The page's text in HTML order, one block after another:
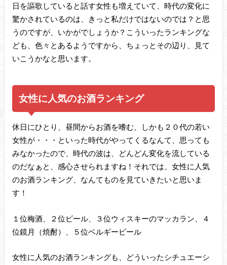
日を謳歌していると話す女性も増えていて、時代の変化に
驚かされているのは、きっと私だけではないのでは？と思
うのですが、いかがでしょうか？こういったランキングな
ども、色々とあるようですから、ちょっとその辺り、見て
いこうかなと思います。
女性に人気のお酒ランキング
休日にひとり、昼間からお酒を嗜む、しかも２０代の若い
女性が・・・といった時代がやってくるなんて、思っても
みなかったので、時代の波は、どんどん変化を流している
のだなぁと、感心させられますね！それでは、女性に人気
のお酒ランキング、なんてものを見ていきたいと思いま
す！
１位梅酒、２位ビール、３位ウィスキーのマッカラン、４
位鏡月（焼酎）、５位ベルギービール
女性に人気のお酒ランキングも、どういったシチュエーシ